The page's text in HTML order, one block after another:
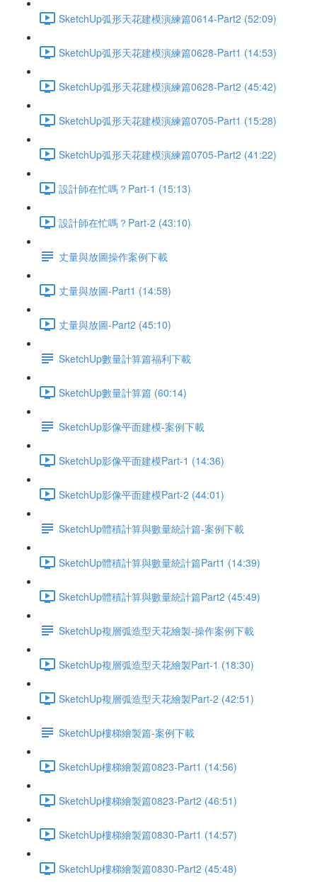
SketchUp弧形天花建模演練篇0614-Part2 (52:09)
SketchUp弧形天花建模演練篇0628-Part1 (14:53)
SketchUp弧形天花建模演練篇0628-Part2 (45:42)
SketchUp弧形天花建模演練篇0705-Part1 (15:28)
SketchUp弧形天花建模演練篇0705-Part2 (41:22)
設計師在忙嗎？Part-1 (15:13)
設計師在忙嗎？Part-2 (43:10)
丈量與放圖操作案例下載
丈量與放圖-Part1 (14:58)
丈量與放圖-Part2 (45:10)
SketchUp數量計算篇福利下載
SketchUp數量計算篇 (60:14)
SketchUp影像平面建模-案例下載
SketchUp影像平面建模Part-1 (14:36)
SketchUp影像平面建模Part-2 (44:01)
SketchUp體積計算與數量統計篇-案例下載
SketchUp體積計算與數量統計篇Part1 (14:39)
SketchUp體積計算與數量統計篇Part2 (45:49)
SketchUp複層弧造型天花繪製-操作案例下載
SketchUp複層弧造型天花繪製Part-1 (18:30)
SketchUp複層弧造型天花繪製Part-2 (42:51)
SketchUp樓梯繪製篇-案例下載
SketchUp樓梯繪製篇0823-Part1 (14:56)
SketchUp樓梯繪製篇0823-Part2 (46:51)
SketchUp樓梯繪製篇0830-Part1 (14:57)
SketchUp樓梯繪製篇0830-Part2 (45:48)